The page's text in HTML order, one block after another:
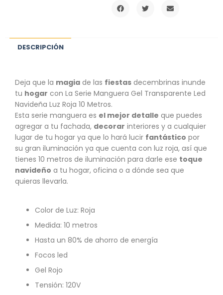
DESCRIPCIÓN
Deja que la magia de las fiestas decembrinas inunde
tu hogar con La Serie Manguera Gel Transparente Led
Navideña Luz Roja 10 Metros.
Esta serie manguera es el mejor detalle que puedes
agregar a tu fachada, decorar interiores y a cualquier
lugar de tu hogar ya que lo hará lucir fantástico por
su gran iluminación ya que cuenta con luz roja, así que
tienes 10 metros de iluminación para darle ese toque
navideño a tu hogar, oficina o a dónde sea que
quieras llevarla.
Color de Luz: Roja
Medida: 10 metros
Hasta un 80% de ahorro de energía
Focos led
Gel Rojo
Tensión: 120V